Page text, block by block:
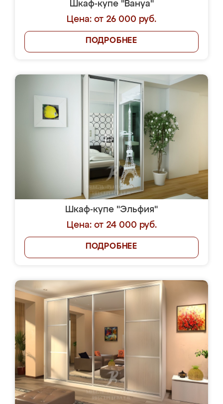
Шкаф-купе "Вануа"
Цена: от 26 000 руб.
ПОДРОБНЕЕ
Шкаф-купе "Эльфия"
Цена: от 24 000 руб.
ПОДРОБНЕЕ